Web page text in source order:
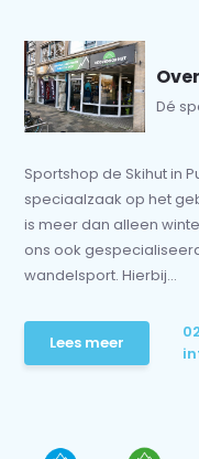
Dé
Sportshop de Skihut in
speciaalzaak op het
is meer dan alleen
ons ook
wandelsport. Hierbij...
Lees meer